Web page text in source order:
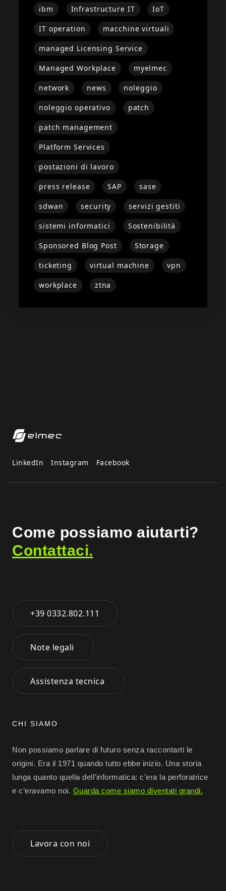
ibm Infrastructure IT IoT
IT operation macchine virtuali
managed Licensing Service
Managed Workplace myelmec
network news noleggio
noleggio operativo patch
patch management
Platform Services
postazioni di lavoro
press release SAP sase
sdwan security servizi gestiti
sistemi informatici Sostenibilità
Sponsored Blog Post Storage
ticketing virtual machine vpn
workplace ztna
LinkedIn Instagram Facebook
Come possiamo aiutarti?
Contattaci.
+39 0332.802.111
Note legali
Assistenza tecnica
CHI SIAMO
Non possiamo parlare di futuro senza raccontarti le
origini. Era il 1971 quando tutto ebbe inizio. Una storia
lunga quanto quella dell’informatica: c’era la perforatrice
e c’eravamo noi. Guarda come siamo diventati grandi.
Lavora con noi